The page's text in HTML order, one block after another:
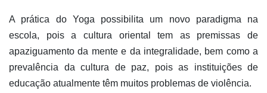
A prática do Yoga possibilita um novo paradigma na
escola, pois a cultura oriental tem as premissas de
apaziguamento da mente e da integralidade, bem como a
prevalência da cultura de paz, pois as instituições de
educação atualmente têm muitos problemas de violência.